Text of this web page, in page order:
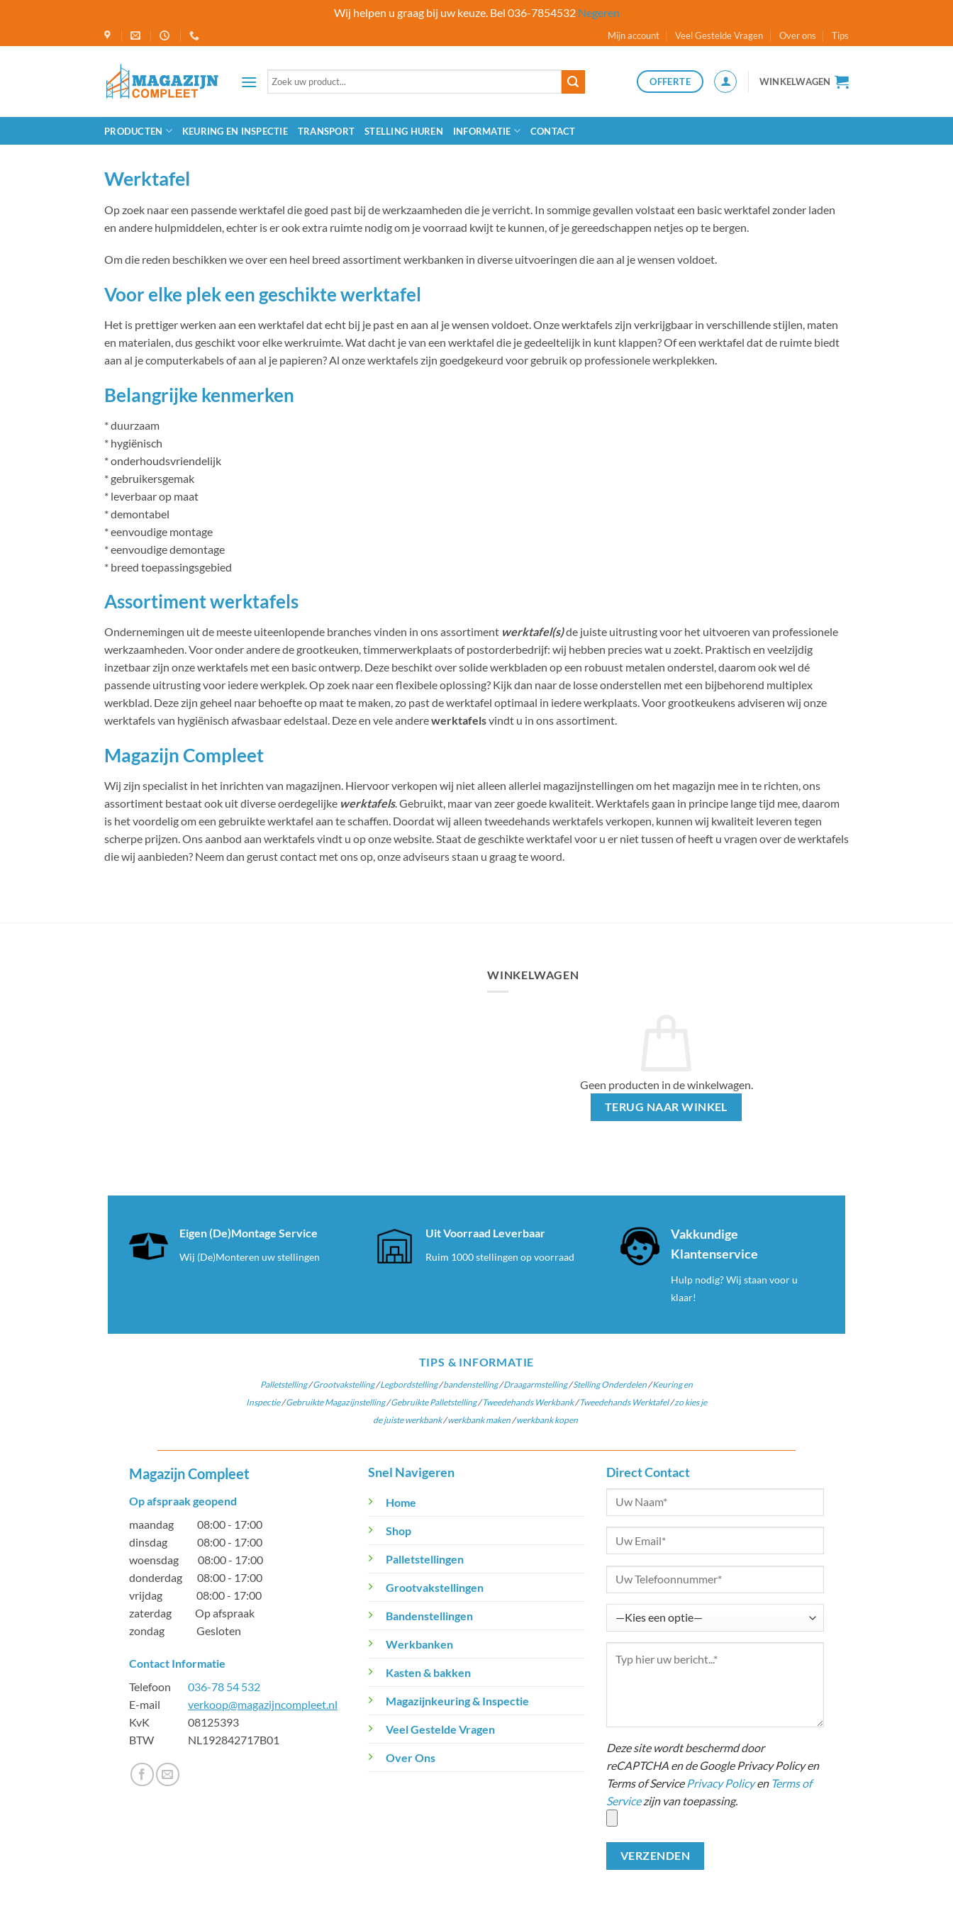
Wij helpen u graag bij uw keuze. Bel 036-7854532 Negeren
naar
Mijn account Veel Gestelde Vragen Over ons Tips
Zoeken
OFFERTE WINKELWAGEN
PRODUCTEN KEURING EN INSPECTIE TRANSPORT STELLING HUREN INFORMATIE CONTACT
Werktafel
Op zoek naar een passende werktafel die goed past bij de werkzaamheden die je verricht. In sommige gevallen volstaat een basic werktafel zonder laden
en andere hulpmiddelen, echter is er ook extra ruimte nodig om je voorraad kwijt te kunnen, of je gereedschappen netjes op te bergen.
Om die reden beschikken we over een heel breed assortiment werkbanken in diverse uitvoeringen die aan al je wensen voldoet.
Voor elke plek een geschikte werktafel
Het is prettiger werken aan een werktafel dat echt bij je past en aan al je wensen voldoet. Onze werktafels zijn verkrijgbaar in verschillende stijlen, maten
en materialen, dus geschikt voor elke werkruimte. Wat dacht je van een werktafel die je gedeeltelijk in kunt klappen? Of een werktafel dat de ruimte biedt
aan al je computerkabels of aan al je papieren? Al onze werktafels zijn goedgekeurd voor gebruik op professionele werkplekken.
Belangrijke kenmerken
* duurzaam
* hygiënisch
* onderhoudsvriendelijk
* gebruikersgemak
* leverbaar op maat
* demontabel
* eenvoudige montage
* eenvoudige demontage
* breed toepassingsgebied
Assortiment werktafels
Ondernemingen uit de meeste uiteenlopende branches vinden in ons assortiment werktafel(s)de juiste uitrusting voor het uitvoeren van professionele
werkzaamheden. Voor onder andere de grootkeuken, timmerwerkplaats of postorderbedrijf: wij hebben precies wat u zoekt. Praktisch en veelzijdig
inzetbaar zijn onze werktafels met een basic ontwerp. Deze beschikt over solide werkbladen op een robuust metalen onderstel, daarom ook wel dé
passende uitrusting voor iedere werkplek. Op zoek naar een flexibele oplossing? Kijk dan naar de losse onderstellen met een bijbehorend multiplex
werkblad. Deze zijn geheel naar behoefte op maat te maken, zo past de werktafel optimaal in iedere werkplaats. Voor grootkeukens adviseren wij onze
werktafels van hygiënisch afwasbaar edelstaal. Deze en vele anderewerktafelsvindt u in ons assortiment.
​Magazijn Compleet
Wij zijn specialist in het inrichten van magazijnen. Hiervoor verkopen wij niet alleen allerlei magazijnstellingen om het magazijn mee in te richten, ons
assortiment bestaat ook uit diverse oerdegelijke werktafels. Gebruikt, maar van zeer goede kwaliteit. Werktafels gaan in principe lange tijd mee, daarom
is het voordelig om een gebruikte werktafel aan te schaffen. Doordat wij alleen tweedehands werktafels verkopen, kunnen wij kwaliteit leveren tegen
scherpe prijzen. Ons aanbod aan werktafels vindt u op onze website. Staat de geschikte werktafel voor u er niet tussen of heeft u vragen over de werktafels
die wij aanbieden? Neem dan gerust contact met ons op, onze adviseurs staan u graag te woord.
WINKELWAGEN
Geen producten in de winkelwagen.
TERUG NAAR WINKEL
Eigen (De)Montage Service
Wij (De)Monteren uw stellingen
Uit Voorraad Leverbaar
Ruim 1000 stellingen op voorraad
Vakkundige
Klantenservice
Hulp nodig? Wij staan voor u
klaar!
TIPS & INFORMATIE
Palletstelling/Grootvakstelling/Legbordstelling/bandenstelling/Draagarmstelling/Stelling Onderdelen/Keuring en
Inspectie/Gebruikte Magazijnstelling/Gebruikte Palletstelling/Tweedehands Werkbank/Tweedehands Werktafel/zo kies je
de juiste werkbank/werkbank maken/werkbank kopen
Magazijn Compleet
Op afspraak geopend
maandag 08:00 - 17:00
dinsdag 08:00 - 17:00
woensdag 08:00 - 17:00
donderdag 08:00 - 17:00
vrijdag 08:00 - 17:00
zaterdag Op afspraak
zondag Gesloten
Contact Informatie
Telefoon 036-78 54 532
E-mail verkoop@magazijncompleet.nl
KvK 08125393
BTW NL192842717B01
Snel Navigeren
Home
Shop
Palletstellingen
Grootvakstellingen
Bandenstellingen
Werkbanken
Kasten & bakken
Magazijnkeuring & Inspectie
Veel Gestelde Vragen
Over Ons
Direct Contact
Deze site wordt beschermd door
reCAPTCHA en de Google Privacy Policy en
Terms of Service Privacy Policyen Terms of
Servicezijn van toepassing.